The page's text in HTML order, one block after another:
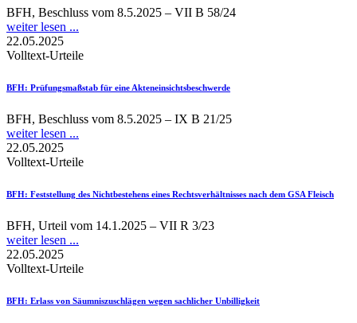
BFH, Beschluss vom 8.5.2025 – VII B 58/24
weiter lesen ...
22.05.2025
Volltext-Urteile
BFH: Prüfungsmaßstab für eine Akteneinsichtsbeschwerde
BFH, Beschluss vom 8.5.2025 – IX B 21/25
weiter lesen ...
22.05.2025
Volltext-Urteile
BFH: Feststellung des Nichtbestehens eines Rechtsverhältnisses nach dem GSA Fleisch
BFH, Urteil vom 14.1.2025 – VII R 3/23
weiter lesen ...
22.05.2025
Volltext-Urteile
BFH: Erlass von Säumniszuschlägen wegen sachlicher Unbilligkeit